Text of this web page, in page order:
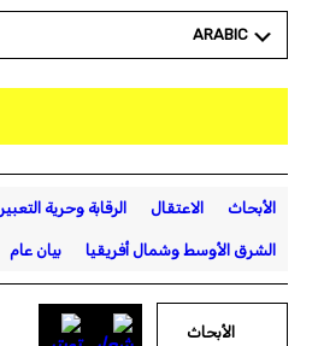
ARABIC
الأبحاث الاعتقال الرقابة وحرية التعبير
الشرق الأوسط وشمال أفريقيا بيان عام
الأبحاث